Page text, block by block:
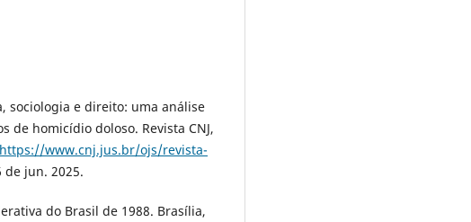
sociologia e direito: uma análise
de homicídio doloso. Revista CNJ,
https://www.cnj.jus.br/ojs/revista-
de jun. 2025.
do Brasil de 1988. Brasília,